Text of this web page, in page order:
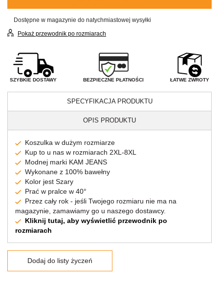
Dostępne w magazynie do natychmiastowej wysyłki
Pokaż przewodnik po rozmiarach
SZYBKIE DOSTAWY BEZPIECZNE PŁATNOŚCI ŁATWE ZWROTY
SPECYFIKACJA PRODUKTU
OPIS PRODUKTU
Koszulka w dużym rozmiarze
Kup to u nas w rozmiarach 2XL-8XL
Modnej marki KAM JEANS
Wykonane z 100% bawełny
Kolor jest Szary
Prać w pralce w 40°
Przez cały rok - jeśli Twojego rozmiaru nie ma na
magazynie, zamawiamy go u naszego dostawcy.
Kliknij tutaj, aby wyświetlić przewodnik po
rozmiarach
Dodaj do listy życzeń